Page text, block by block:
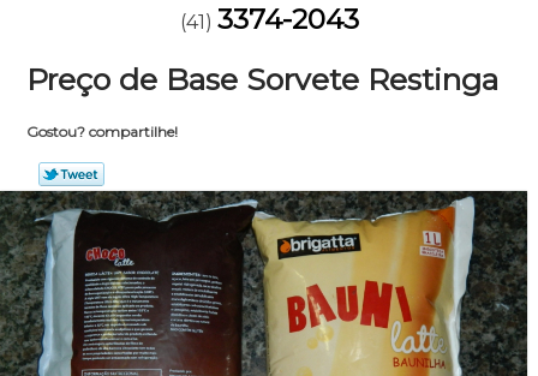
(41) 3374-2043
Preço de Base Sorvete Restinga
Gostou? compartilhe!